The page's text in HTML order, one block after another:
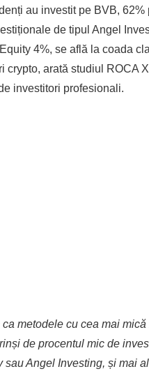
au investit pe BVB,
de tipul Angel
4%, se află la coada
crypto, arată studiul ROCA
investitori profesionali.
metodele cu cea mai
de procentul mic de
sau Angel Investing, și mai